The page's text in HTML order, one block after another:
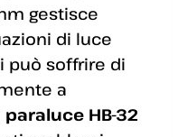
gestisce
di luce
può soffrire di
a
paraluce HB-32